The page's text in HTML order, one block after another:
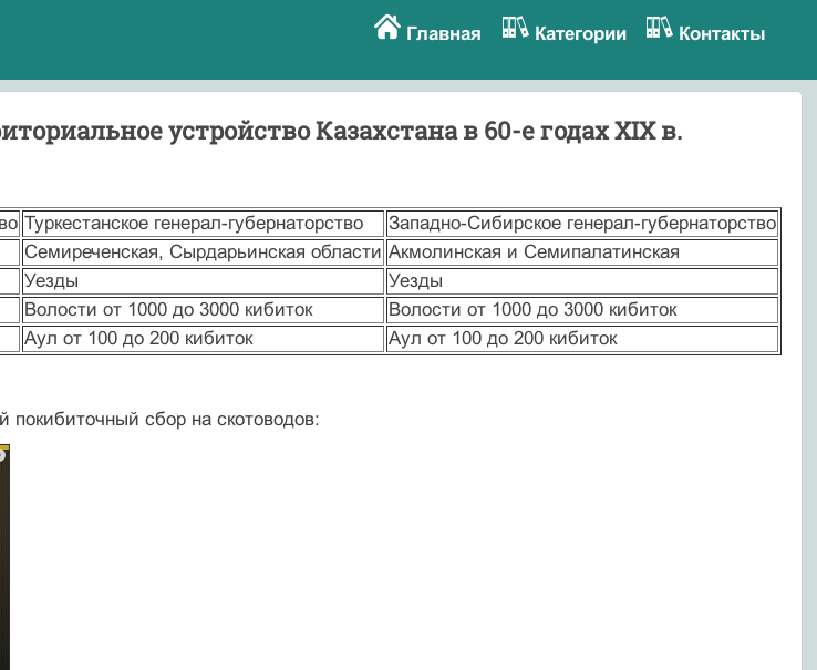
Главная Категории Контакты
устройство Казахстана в 60-е годах XIX в.
Туркестанское генерал-губернаторство
Западно-Сибирское генерал-губернаторство
Семиреченская, Сырдарьинская области Акмолинская и Семипалатинская
Уезды
Уезды
Волости от 1000 до 3000 кибиток
Волости от 1000 до 3000 кибиток
Аул от 100 до 200 кибиток Аул от 100 до 200 кибиток
сбор на скотоводов: